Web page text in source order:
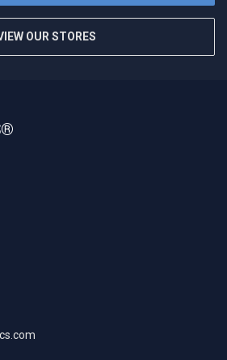
OUR STORES